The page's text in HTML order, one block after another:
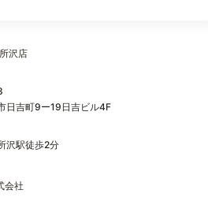
沢店
日吉町9ー19日吉ビル4F
沢駅徒歩2分
会社